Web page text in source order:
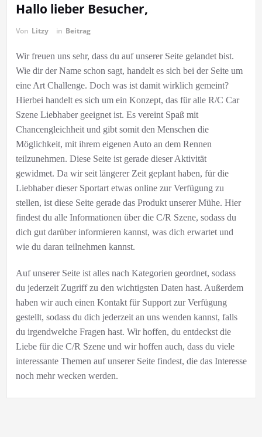
Hallo lieber Besucher,
Von Litzy in Beitrag
Wir freuen uns sehr, dass du auf unserer Seite gelandet bist.
Wie dir der Name schon sagt, handelt es sich bei der Seite um
eine Art Challenge. Doch was ist damit wirklich gemeint?
Hierbei handelt es sich um ein Konzept, das für alle R/C Car
Szene Liebhaber geeignet ist. Es vereint Spaß mit
Chancengleichheit und gibt somit den Menschen die
Möglichkeit, mit ihrem eigenen Auto an dem Rennen
teilzunehmen. Diese Seite ist gerade dieser Aktivität
gewidmet. Da wir seit längerer Zeit geplant haben, für die
Liebhaber dieser Sportart etwas online zur Verfügung zu
stellen, ist diese Seite gerade das Produkt unserer Mühe. Hier
findest du alle Informationen über die C/R Szene, sodass du
dich gut darüber informieren kannst, was dich erwartet und
wie du daran teilnehmen kannst.
Auf unserer Seite ist alles nach Kategorien geordnet, sodass
du jederzeit Zugriff zu den wichtigsten Daten hast. Außerdem
haben wir auch einen Kontakt für Support zur Verfügung
gestellt, sodass du dich jederzeit an uns wenden kannst, falls
du irgendwelche Fragen hast. Wir hoffen, du entdeckst die
Liebe für die C/R Szene und wir hoffen auch, dass du viele
interessante Themen auf unserer Seite findest, die das Interesse
noch mehr wecken werden.